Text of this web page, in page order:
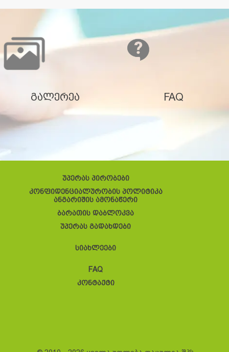
გალერეა FAQ
უპერას პირობები
კონფიდენციალურობის პოლიტიკა
ანგარიშის ამონაწერი
ბარათის დაბლოკვა
უპერას გადახდები
სიახლეები
FAQ
კონტაქტი